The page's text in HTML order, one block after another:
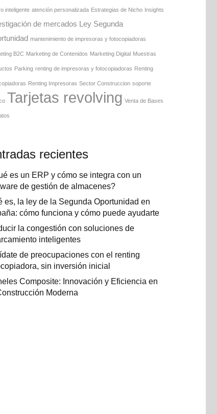
inteligente atención personalizada Estrategias de Nicho Insights
de mercados
Ley Segunda
mantenimiento de impresoras y fotocopiadoras
B2C Marketing de Contenidos Marketing Digital Muestras
Parking renting de impresoras y fotocopiadoras Renting
Renting Impresoras Sector Construccion soporte
Tarjetas revolving Venta de Bases
recientes
es un ERP y cómo se integra con un
de gestión de almacenes?
es, la ley de la Segunda Oportunidad en
cómo funciona y cómo puede ayudarte
la congestión con soluciones de
inteligentes
de preocupaciones con el renting
sin inversión inicial
Composite: Innovación y Eficiencia en
Moderna